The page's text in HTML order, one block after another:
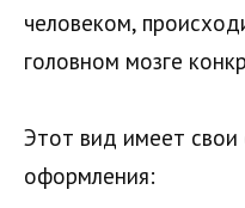
человеком,
головном мозге
Этот вид имеет свои
оформления: